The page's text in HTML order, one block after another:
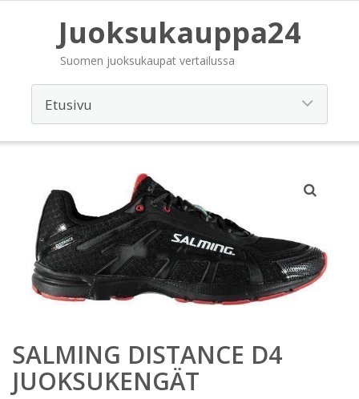
Juoksukauppa24
Suomen juoksukaupat vertailussa
SALMING DISTANCE D4
JUOKSUKENGÄT